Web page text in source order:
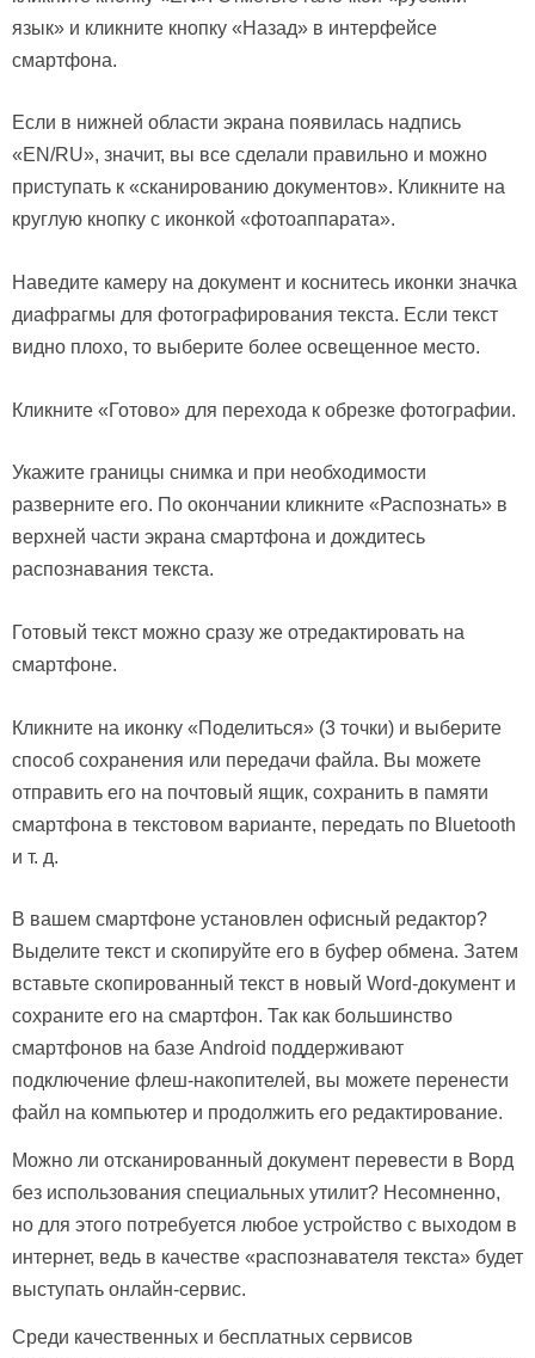
язык» и кликните кнопку «Назад» в интерфейсе
смартфона.
Если в нижней области экрана появилась надпись
«EN/RU», значит, вы все сделали правильно и можно
приступать к «сканированию документов». Кликните на
круглую кнопку с иконкой «фотоаппарата».
Наведите камеру на документ и коснитесь иконки значка
диафрагмы для фотографирования текста. Если текст
видно плохо, то выберите более освещенное место.
Кликните «Готово» для перехода к обрезке фотографии.
Укажите границы снимка и при необходимости
разверните его. По окончании кликните «Распознать» в
верхней части экрана смартфона и дождитесь
распознавания текста.
Готовый текст можно сразу же отредактировать на
смартфоне.
Кликните на иконку «Поделиться» (3 точки) и выберите
способ сохранения или передачи файла. Вы можете
отправить его на почтовый ящик, сохранить в памяти
смартфона в текстовом варианте, передать по Bluetooth
и т. д.
В вашем смартфоне установлен офисный редактор?
Выделите текст и скопируйте его в буфер обмена. Затем
вставьте скопированный текст в новый Word-документ и
сохраните его на смартфон. Так как большинство
смартфонов на базе Android поддерживают
подключение флеш-накопителей, вы можете перенести
файл на компьютер и продолжить его редактирование.
Можно ли отсканированный документ перевести в Ворд
без использования специальных утилит? Несомненно,
но для этого потребуется любое устройство с выходом в
интернет, ведь в качестве «распознавателя текста» будет
выступать онлайн-сервис.
Среди качественных и бесплатных сервисов